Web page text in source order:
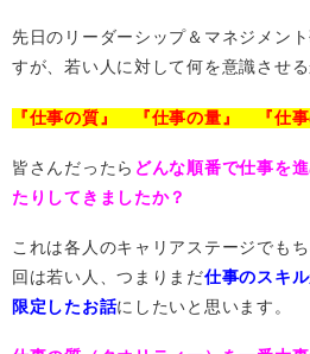
先日のリーダーシップ＆マネジメン
すが、若い人に対して何を意識させ
『仕事の質』 『仕事の量』 『仕事
皆さんだったら どんな順番で仕事を
たりしてきましたか？
これは各人のキャリアステージでも
回は若い人、つまりまだ仕事のスキ
限定したお話にしたいと思います。